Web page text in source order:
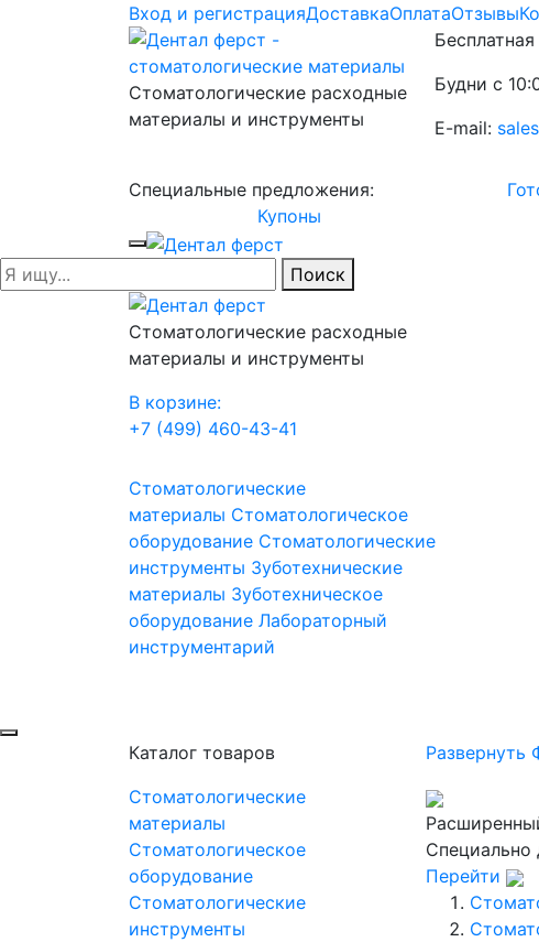
Вход и регистрацияДоставкаОплатаОтзывы
Стоматологические расходные
материалы и инструменты
Будни с
E-mail:
Специальные предложения:
Купоны
Поиск
Стоматологические расходные
материалы и инструменты
В корзине:
+7 (499) 460-43-41
Стоматологические
материалы Стоматологическое
оборудование Стоматологические
инструменты Зуботехнические
материалы Зуботехническое
оборудование Лабораторный
инструментарий
Каталог товаров
Стоматологические
материалы
Стоматологическое
оборудование
Стоматологические
инструменты
Развернуть
Специально
Перейти